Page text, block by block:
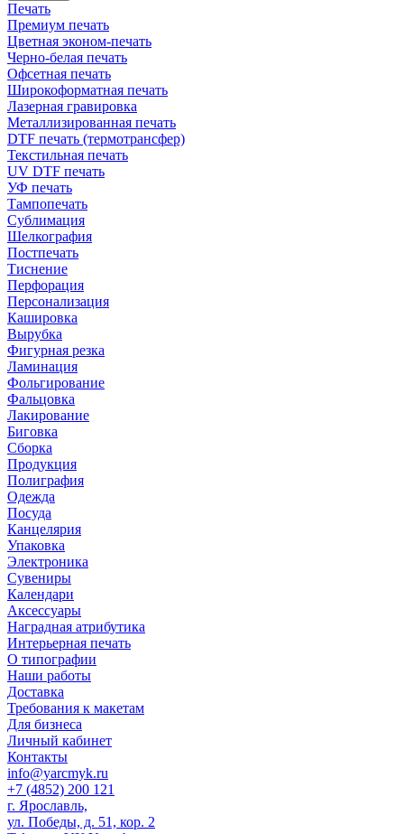
Печать
Премиум печать
Цветная эконом-печать
Черно-белая печать
Офсетная печать
Широкоформатная печать
Лазерная гравировка
Металлизированная печать
DTF печать (термотрансфер)
Текстильная печать
UV DTF печать
УФ печать
Тампопечать
Сублимация
Шелкография
Постпечать
Тиснение
Перфорация
Персонализация
Кашировка
Вырубка
Фигурная резка
Ламинация
Фольгирование
Фальцовка
Лакирование
Биговка
Сборка
Продукция
Полиграфия
Одежда
Посуда
Канцелярия
Упаковка
Электроника
Сувениры
Календари
Аксессуары
Наградная атрибутика
Интерьерная печать
О типографии
Наши работы
Доставка
Требования к макетам
Для бизнеса
Личный кабинет
Контакты
info@yarcmyk.ru
+7 (4852) 200 121
г. Ярославль,
ул. Победы, д. 51, кор. 2